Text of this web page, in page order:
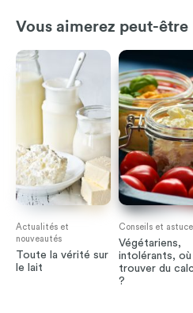
Vous aimerez peut-être
Actualités et
nouveautés
Toute la vérité sur
le lait
Conseils et
Végétariens,
intolérants, où
trouver du
?